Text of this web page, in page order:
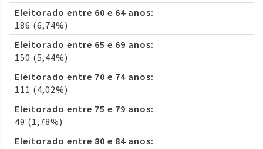
Eleitorado entre 60 e 64 anos:
186 (6,74%)
Eleitorado entre 65 e 69 anos:
150 (5,44%)
Eleitorado entre 70 e 74 anos:
111 (4,02%)
Eleitorado entre 75 e 79 anos:
49 (1,78%)
Eleitorado entre 80 e 84 anos: